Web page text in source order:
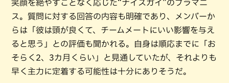
笑顔を絶やすことなく応じた“ナイスガイ”のブラマニ
ス。質問に対する回答の内容も明確であり、メンバーか
らは「彼は頭が良くて、チームメートにいい影響を与え
ると思う」との評価も聞かれる。自身は順応までに「お
そらく2、3カ月くらい」と見通していたが、それよりも
早く主力に定着する可能性は十分にありそうだ。